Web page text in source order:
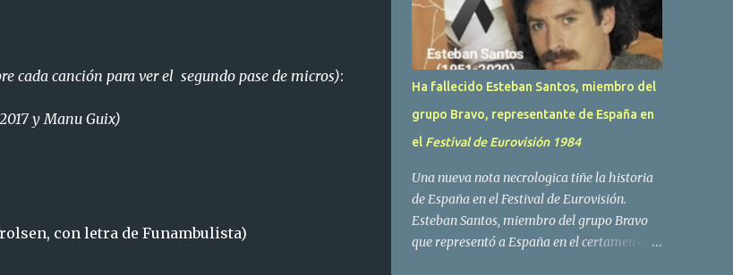
cada canción para ver el segundo pase de micros):
y Manu Guix)
con letra de Funambulista)
Ha fallecido Esteban Santos, miembro del
grupo Bravo, representante de España en
el Festival de Eurovisión 1984
Una nueva nota necrologica tiñe la historia
de España en el Festival de Eurovisión.
Esteban Santos, miembro del grupo Bravo
que representó a España en el certamen del